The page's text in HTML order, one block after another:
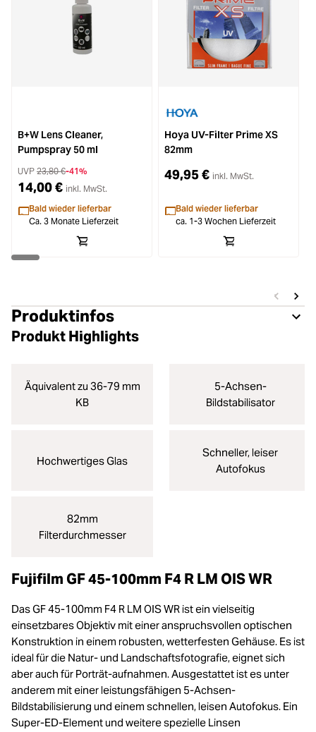
B+W Lens Cleaner,
Pumpspray 50 ml
UVP 23,80 €-41%
14,00 € inkl. MwSt.
Bald wieder lieferbar
Ca. 3 Monate Lieferzeit
Hoya UV-Filter Prime XS
82mm
49,95 € inkl. MwSt.
Bald wieder lieferbar
ca. 1-3 Wochen Lieferzeit
Produktinfos
Produkt Highlights
Äquivalent zu 36-79 mm
KB
5-Achsen-
Bildstabilisator
Hochwertiges Glas
Schneller, leiser
Autofokus
82mm
Filterdurchmesser
Fujifilm GF 45-100mm F4 R LM OIS WR
Das GF 45-100mm F4 R LM OIS WR ist ein vielseitig
einsetzbares Objektiv mit einer anspruchsvollen optischen
Konstruktion in einem robusten, wetterfesten Gehäuse. Es ist
ideal für die Natur- und Landschaftsfotografie, eignet sich
aber auch für Porträt-aufnahmen. Ausgestattet ist es unter
anderem mit einer leistungsfähigen 5-Achsen-
Bildstabilisierung und einem schnellen, leisen Autofokus. Ein
Super-ED-Element und weitere spezielle Linsen